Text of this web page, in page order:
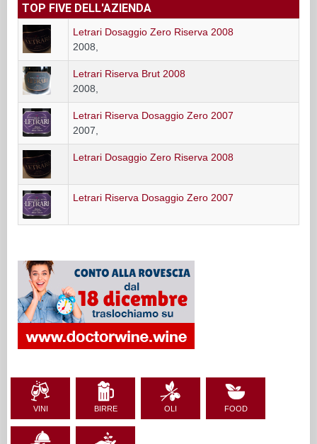
TOP FIVE DELL'AZIENDA
Letrari Dosaggio Zero Riserva 2008
2008,
Letrari Riserva Brut 2008
2008,
Letrari Riserva Dosaggio Zero 2007
2007,
Letrari Dosaggio Zero Riserva 2008
Letrari Riserva Dosaggio Zero 2007
VINI BIRRE OLI FOOD